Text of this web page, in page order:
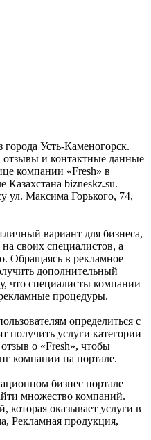
города Усть-Каменогорск.
и контактные данные
компании «Fresh» в
bizneskz.su.
ул. Максима Горького, 74,
вариант для бизнеса,
своих специалистов, а
Обращаясь в рекламное
дополнительный
что специалисты компании
процедуры.
определиться с
получить услуги категории
о «Fresh», чтобы
компании на портале.
бизнес портале
множество компаний.
которая оказывает услуги в
Рекламная продукция,